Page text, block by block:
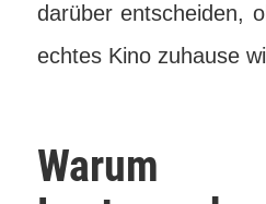
darüber entscheiden,
echtes Kino zuhause
Warum